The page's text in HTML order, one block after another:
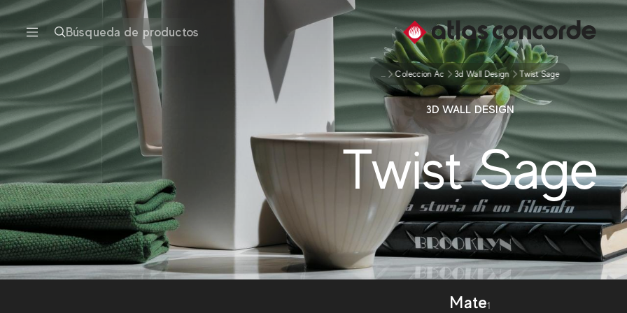
Búsqueda de productos
... Coleccion Ac 3d Wall Design Twist Sage
3D WALL DESIGN
Twist Sage
Mate1